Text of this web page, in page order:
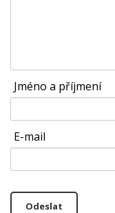
Jméno a příjmení
E-mail
Odeslat